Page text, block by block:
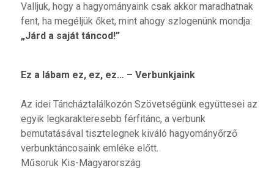
Valljuk, hogy a hagyományaink csak akkor maradhatnak
fent, ha megéljük őket, mint ahogy szlogenünk mondja:
„Járd a saját táncod!”
Ez a lábam ez, ez, ez… – Verbunkjaink
Az idei Táncháztalálkozón Szövetségünk együttesei az
egyik legkarakteresebb férfitánc, a verbunk
bemutatásával tisztelegnek kiváló hagyományőrző
verbunktáncosaink emléke előtt.
Műsoruk Kis-Magyarország